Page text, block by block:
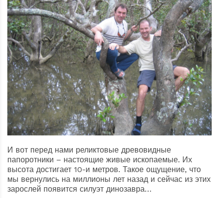
И вот перед нами реликтовые древовидные
папоротники – настоящие живые ископаемые. Их
высота достигает 10-и метров. Такое ощущение, что
мы вернулись на миллионы лет назад и сейчас из этих
зарослей появится силуэт динозавра…